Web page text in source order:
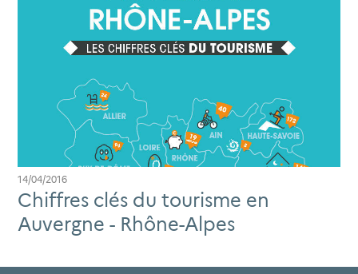
14/04/2016
Chiffres clés du tourisme en
Auvergne - Rhône-Alpes